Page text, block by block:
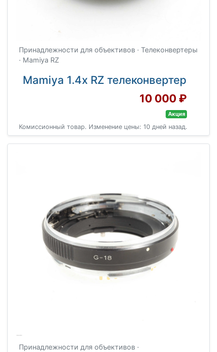
Принадлежности для объективов · Телеконвертеры
· Mamiya RZ
Mamiya 1.4x RZ телеконвертер
10 000 ₽
Акция
Комиссионный товар. Изменение цены: 10 дней назад.
Принадлежности для объективов ·